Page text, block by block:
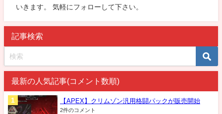
いきます。 気軽にフォローして下さい。
記事検索
最新の人気記事(コメント数順)
【APEX】クリムゾン汎用格闘パックが販売開始
2件のコメント